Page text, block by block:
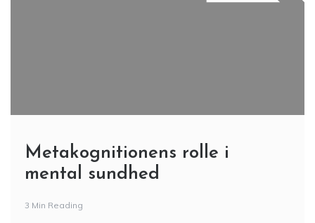
Metakognitionens rolle i
mental sundhed
3 Min Reading